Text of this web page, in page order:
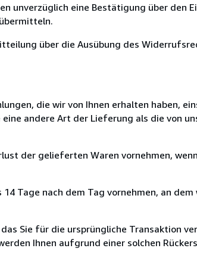
unverzüglich eine Bestätigung über den
über die Ausübung des
die wir von Ihnen erhalten haben,
andere Art der Lieferung als die von
der gelieferten Waren vornehmen,
Tage nach dem Tag vornehmen, an dem
Sie für die ursprüngliche Transaktion
Ihnen aufgrund einer solchen